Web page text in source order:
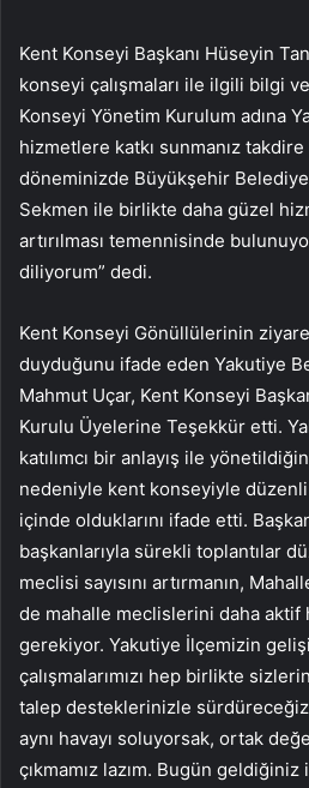
Kent Konseyi Başkanı Hüseyin
konseyi çalışmaları ile ilgili bilgi
Konseyi Yönetim Kurulum adına
hizmetlere katkı sunmanız takdire
döneminizde Büyükşehir Belediye
Sekmen ile birlikte daha güzel
artırılması temennisinde
diliyorum” dedi.
Kent Konseyi Gönüllülerinin
duyduğunu ifade eden Yakutiye
Mahmut Uçar, Kent Konseyi
Kurulu Üyelerine Teşekkür etti.
katılımcı bir anlayış ile
nedeniyle kent konseyiyle
içinde olduklarını ifade etti.
başkanlarıyla sürekli toplantılar
meclisi sayısını artırmanın,
de mahalle meclislerini daha aktif
gerekiyor. Yakutiye İlçemizin
çalışmalarımızı hep birlikte
talep desteklerinizle
aynı havayı soluyorsak, ortak
çıkmamız lazım. Bugün